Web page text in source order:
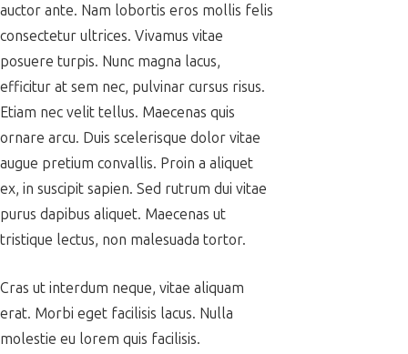
auctor ante. Nam lobortis eros mollis felis
consectetur ultrices. Vivamus vitae
posuere turpis. Nunc magna lacus,
efficitur at sem nec, pulvinar cursus risus.
Etiam nec velit tellus. Maecenas quis
ornare arcu. Duis scelerisque dolor vitae
augue pretium convallis. Proin a aliquet
ex, in suscipit sapien. Sed rutrum dui vitae
purus dapibus aliquet. Maecenas ut
tristique lectus, non malesuada tortor.
Cras ut interdum neque, vitae aliquam
erat. Morbi eget facilisis lacus. Nulla
molestie eu lorem quis facilisis.